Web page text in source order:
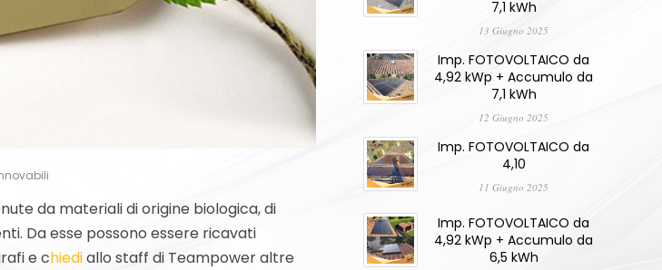
da materiali di origine biologica, di
Da esse possono essere ricavati
e chiediallo staff di Teampower altre
7,1 kWh
13 Giugno 2025
Imp. FOTOVOLTAICO da
4,92 kWp + Accumulo da
7,1 kWh
12 Giugno 2025
Imp. FOTOVOLTAICO da
4,10
11 Giugno 2025
Imp. FOTOVOLTAICO da
4,92 kWp + Accumulo da
6,5 kWh